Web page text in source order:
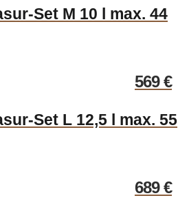
Set M 10 l max. 44
569€
Set L 12,5 l max. 55
689€